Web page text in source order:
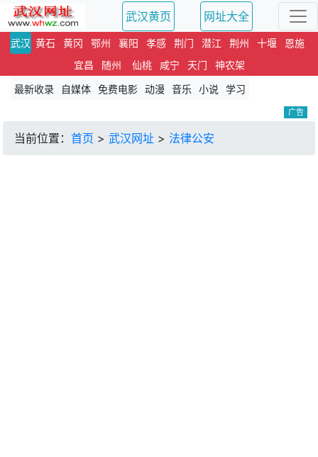
武汉黄页 网址大全
武汉 黄石 黄冈 鄂州 襄阳 孝感 荆门 潜江 荆州 十堰
恩施
宜昌
随州 仙桃 咸宁 天门
神农架
最新收录
自媒体 免费电影 动漫 音乐 小说 学习
广告
当前位置： 首页 > 武汉网址 > 法律公安